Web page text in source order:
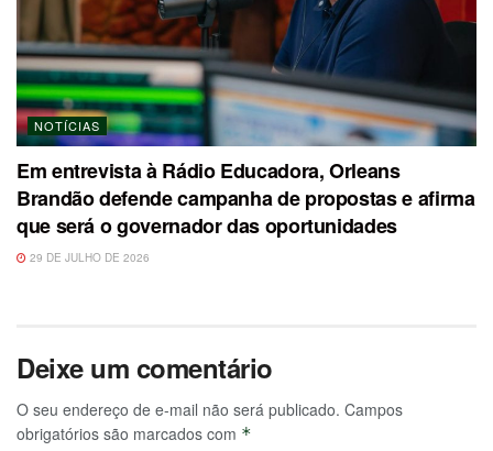
NOTÍCIAS
Em entrevista à Rádio Educadora, Orleans
Brandão defende campanha de propostas e afirma
que será o governador das oportunidades
29 DE JULHO DE 2026
Deixe um comentário
O seu endereço de e-mail não será publicado. Campos
obrigatórios são marcados com *